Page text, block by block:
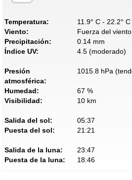
Temperatura:
11.9° C - 22.2° C
Viento:
Fuerza del
Precipitación:
0.14 mm
Índice UV:
4.5 (moderado)
Presión
atmosférica:
1015.8 hPa
Humedad:
67 %
Visibilidad:
10 km
Salida del sol:
05:37
Puesta del sol:
21:21
Salida de la luna:
23:47
Puesta de la luna:
18:46